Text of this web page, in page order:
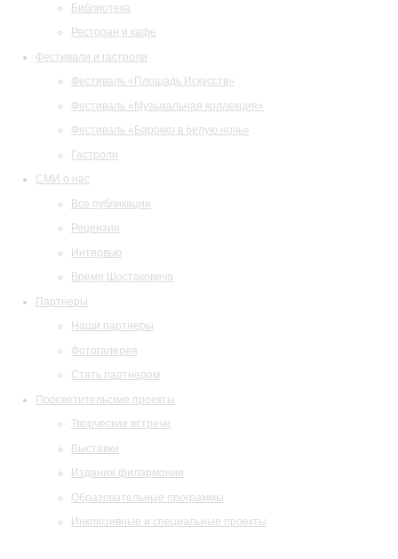
Библиотека
Ресторан и кафе
Фестивали и гастроли
Фестиваль «Площадь Искусств»
Фестиваль «Музыкальная коллекция»
Фестиваль «Барокко в белую ночь»
Гастроли
СМИ о нас
Все публикации
Рецензии
Интервью
Время Шостаковича
Партнеры
Наши партнеры
Фотогалерея
Стать партнером
Просветительские проекты
Творческие встречи
Выставки
Издания филармонии
Образовательные программы
Инклюзивные и специальные проекты